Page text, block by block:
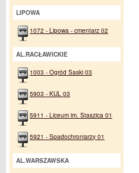
LIPOWA
1072 - Lipowa - cmentarz 02
AL.RACŁAWICKIE
1003 - Ogród Saski 03
5903 - KUL 03
5911 - Liceum im. Staszica 01
5921 - Spadochroniarzy 01
AL.WARSZAWSKA